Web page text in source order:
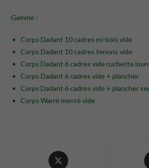
Gamme :
Corps Dadant 10 cadres mi-bois vide
Corps Dadant 10 cadres tenons vide
Corps Dadant 6 cadres vide ruchette
Corps Dadant 6 cadres vide + plancher
Corps Dadant 6 cadres vide + plancher
Corps Warré monté vide
Opens
in
in